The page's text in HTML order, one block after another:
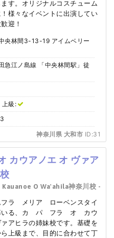
す。オリジナルコスチューム
様々なイベントに出演してい
迎！
央林間3-13-19 アイムベリー
急江ノ島線 「中央林間駅」徒
上級:
神奈川県 大和市 ID:31
カウアノエ オ ヴァア
Kauanoe O Wa'ahila神奈川校 -
フラ メリア ローベンスタイ
いる、カ パ フラ オ カウ
ヒラの姉妹校です。基礎を
上級まで、目的に合わせて丁